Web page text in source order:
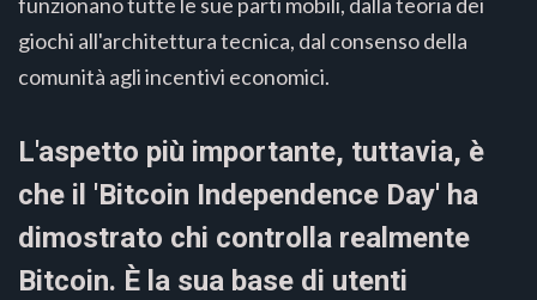
funzionano tutte le sue parti mobili, dalla teoria dei
giochi all'architettura tecnica, dal consenso della
comunità agli incentivi economici.
L'aspetto più importante, tuttavia, è
che il 'Bitcoin Independence Day' ha
dimostrato chi controlla realmente
Bitcoin. È la sua base di utenti